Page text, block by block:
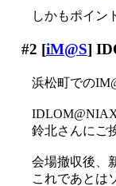
しかもポイン
#2 [iM@S]
浜松町での
鈴北さんにご
会場撤収後、
これであとは